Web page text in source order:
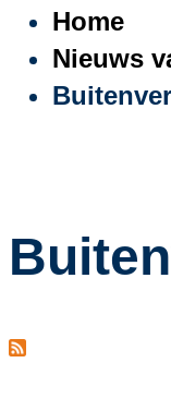
Home
Nieuws